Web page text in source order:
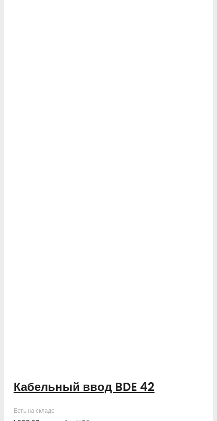
Кабельный ввод BDE 42
Есть на складе